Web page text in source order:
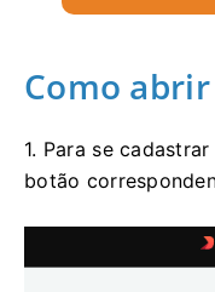
Como
1. Para se
botão